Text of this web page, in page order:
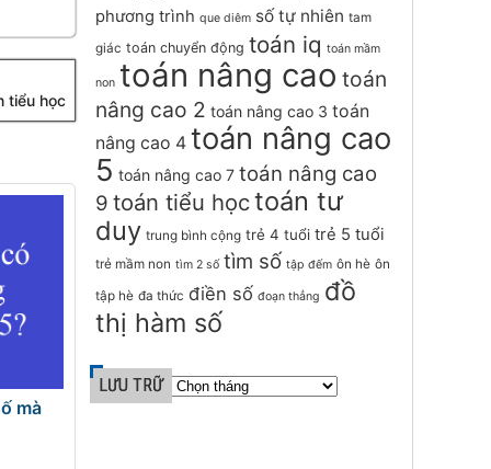
tiểu học
mà
phương trình que diêm số tự nhiên tam
giác toán chuyển động toán iq toán mầm
non toán nâng cao toán
nâng cao 2 toán nâng cao 3 toán
nâng cao 4 toán nâng cao
5 toán nâng cao 7 toán nâng cao
9 toán tiểu họctoán tư
duy trung bình cộng trẻ 4 tuổi trẻ 5 tuổi
trẻ mầm non tìm 2 số tìm số tập đếm ôn hè ôn
tập hè đa thức điền số đoạn thẳng đồ
thị hàm số
LƯU TRỮ